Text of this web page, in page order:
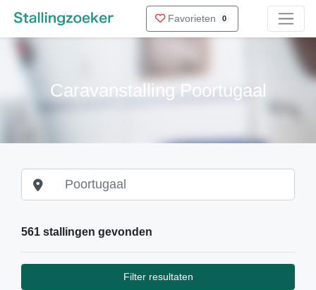
Favorieten 0
Caravanstalling Poortugaal
561 stallingen gevonden
Filter resultaten